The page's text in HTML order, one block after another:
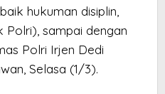
hukuman disiplin,
Polri), sampai dengan
Polri Irjen Dedi
Selasa (1/3).